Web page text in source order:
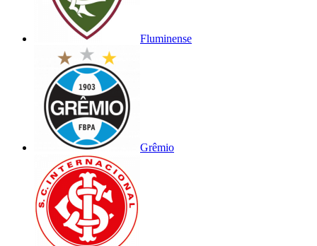
Fluminense
Grêmio